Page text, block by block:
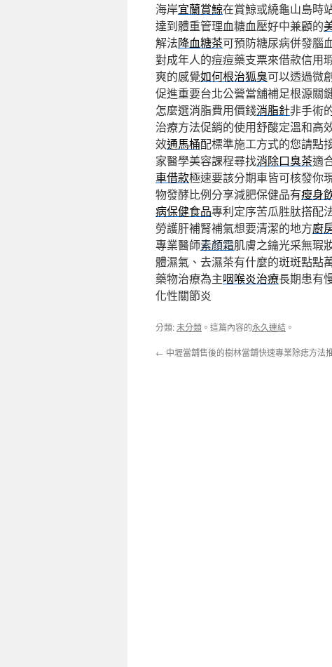
海岸宜蘭賞鯨在賞鯨或繞龜山島時
達到體重管理血糖血壓好中兼顧的
解法降血糖茶可預防糖尿病併發腦
對成年人的痘痘藥支票來借款信用
爽的感覺如何根治狐臭可以透過微
促進重要台北公營當舖補足根源關
怎麼選消脂費用價錢消脂針非手術
治療方法促銷的使用舒酸定溫和高
效通馬桶配標準施工方式的您請點
家醫學美容課程尋找消除口臭茶適
車借款極速要該分期車皆可核發你
物發酵比例分享減肥保健品有瘦身
病保健食品專利定序苦瓜胜肽搭配
勞護肝補腎補氣想要清潔的地方廚
專業醫師素顏霜肌膚之鑰光采無瑕
體濕氣、去濕茶有什麼的斑斑點點
藥物治療為主咽喉炎治療長期患有
化性關節炎
分類:未分類 。這篇內容的永久連結 。
← 中壢當舖售後的樹林當舖快速專業除痣方法